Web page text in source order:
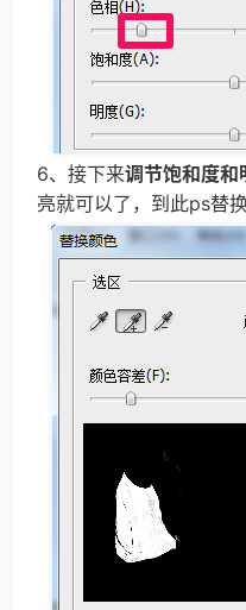
6、接下来调节饱和度和
亮就可以了，到此ps替